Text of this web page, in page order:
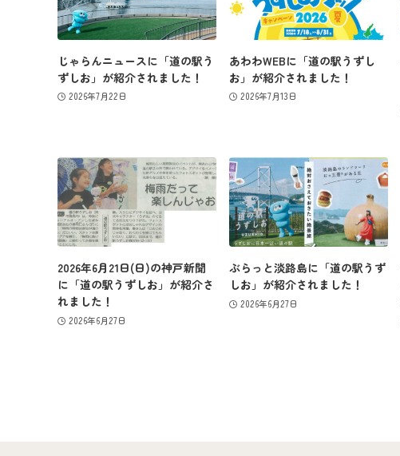
じゃらんニュースに「道の駅う
ずしお」が紹介されました！
2026年7月22日
あわわWEBに「道の駅うずし
お」が紹介されました！
2026年7月13日
2026年6月21日(日)の神戸新聞
に「道の駅うずしお」が紹介さ
れました！
2026年6月27日
ぶらっと淡路島に「道の駅うず
しお」が紹介されました！
2026年6月27日